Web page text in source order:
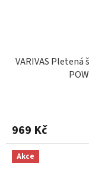
VARIVAS
969 Kč
Akce